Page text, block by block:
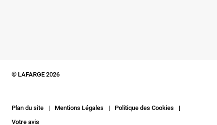
© LAFARGE 2026
Plan du site Mentions Légales
Politique des Cookies
Votre avis